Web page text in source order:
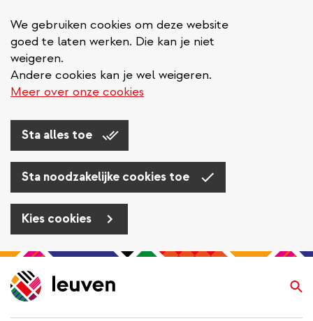
We gebruiken cookies om deze website
goed te laten werken. Die kan je niet
weigeren.
Andere cookies kan je wel weigeren.
Meer over onze cookies
Sta alles toe
Sta noodzakelijke cookies toe
Kies cookies
Overslaan
en
naar